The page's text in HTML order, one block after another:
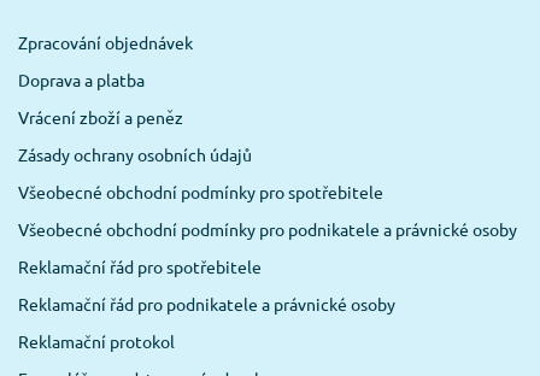
Zpracování objednávek
Doprava a platba
Vrácení zboží a peněz
Zásady ochrany osobních údajů
Všeobecné obchodní podmínky pro spotřebitele
Všeobecné obchodní podmínky pro podnikatele a právnické osoby
Reklamační řád pro spotřebitele
Reklamační řád pro podnikatele a právnické osoby
Reklamační protokol